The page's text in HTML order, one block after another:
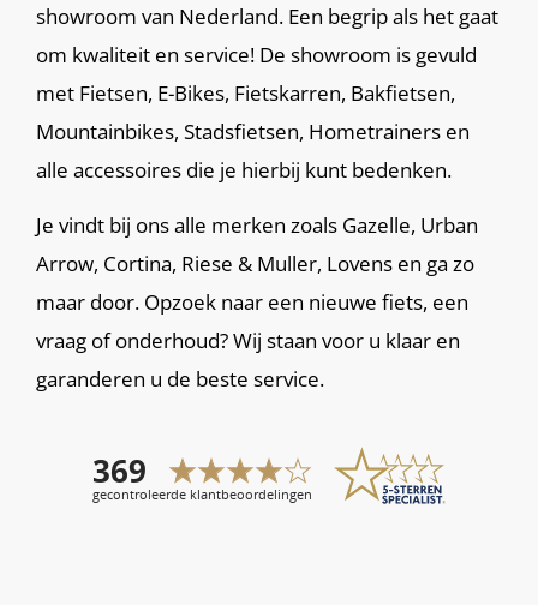
showroom van Nederland. Een begrip als het gaat
om kwaliteit en service! De showroom is gevuld
met Fietsen, E-Bikes, Fietskarren, Bakfietsen,
Mountainbikes, Stadsfietsen, Hometrainers en
alle accessoires die je hierbij kunt bedenken.
Je vindt bij ons alle merken zoals Gazelle, Urban
Arrow, Cortina, Riese & Muller, Lovens en ga zo
maar door. Opzoek naar een nieuwe fiets, een
vraag of onderhoud? Wij staan voor u klaar en
garanderen u de beste service.